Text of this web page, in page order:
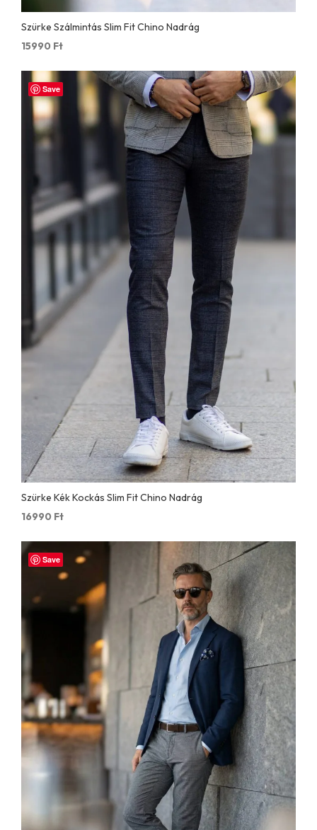
Szürke Szálmintás Slim Fit Chino Nadrág
15990 Ft
Save
Szürke Kék Kockás Slim Fit Chino Nadrág
16990 Ft
Save